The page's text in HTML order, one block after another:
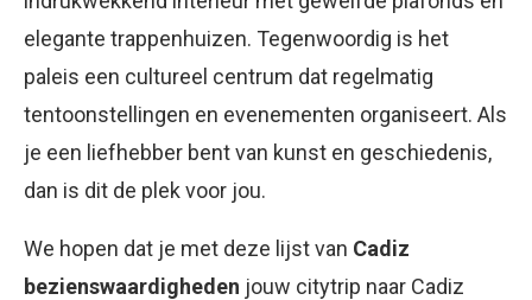
elegante trappenhuizen. Tegenwoordig is het
paleis een cultureel centrum dat regelmatig
tentoonstellingen en evenementen organiseert. Als
je een liefhebber bent van kunst en geschiedenis,
dan is dit de plek voor jou.
We hopen dat je met deze lijst van Cadiz
bezienswaardigheden jouw citytrip naar Cadiz